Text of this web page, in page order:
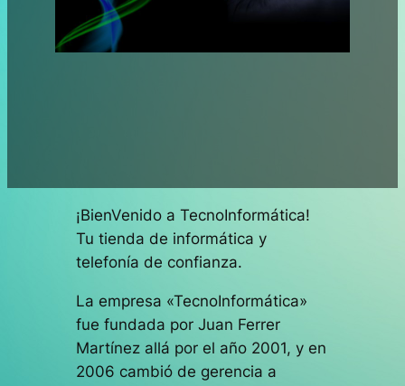
¡BienVenido a TecnoInformática!
Tu tienda de informática y
telefonía de confianza.
La empresa «TecnoInformática»
fue fundada por Juan Ferrer
Martínez allá por el año 2001, y en
2006 cambió de gerencia a